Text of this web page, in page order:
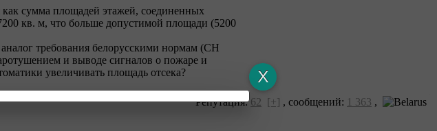
как сумма площадей этажей, соединенных
кв. м, что больше допустимой площади (5200
требования белорусскими нормам (СН
и выводе сигналов о пожаре и
увеличивать площадь отсека?
Репутация:62 [+] , сообщений: 1 363 ,